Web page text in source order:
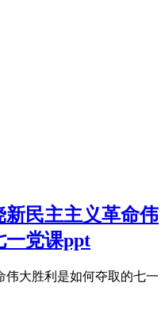
新民主主义革命伟
一党课ppt
伟大胜利是如何夺取的七一